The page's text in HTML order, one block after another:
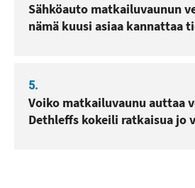
Sähköauto matkailuvaunun
nämä kuusi asiaa kannattaa
5.
Voiko matkailuvaunu auttaa
Dethleffs kokeili ratkaisua jo